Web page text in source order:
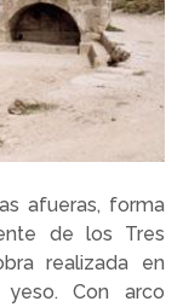
afueras, forma
de los Tres
realizada en
Con arco